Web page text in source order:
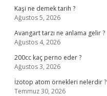
Kaşi ne demek tarih ?
Ağustos 5, 2026
Avangart tarzı ne anlama gelir ?
Ağustos 4, 2026
200cc kaç perno eder ?
Ağustos 3, 2026
İzotop atom örnekleri nelerdir ?
Temmuz 30, 2026